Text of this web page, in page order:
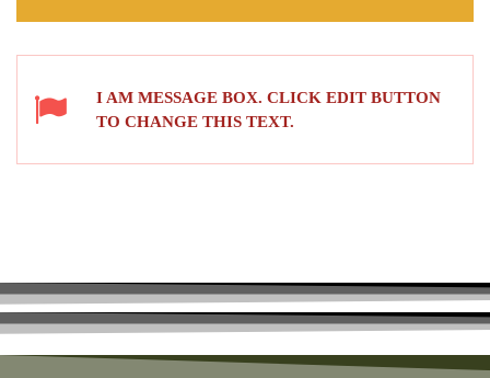
I AM MESSAGE BOX. CLICK EDIT BUTTON
TO CHANGE THIS TEXT.